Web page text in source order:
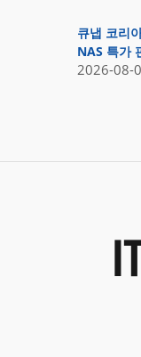
큐냅 코리
NAS 특가
2026-08-